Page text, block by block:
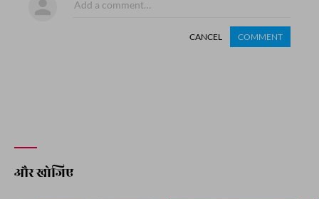
CANCEL COMMENT
और खोजिए